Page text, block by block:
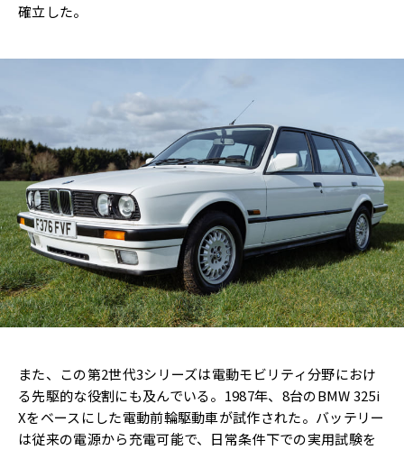
確立した。
また、この第2世代3シリーズは電動モビリティ分野におけ
る先駆的な役割にも及んでいる。1987年、8台のBMW 325i
Xをベースにした電動前輪駆動車が試作された。バッテリー
は従来の電源から充電可能で、日常条件下での実用試験を